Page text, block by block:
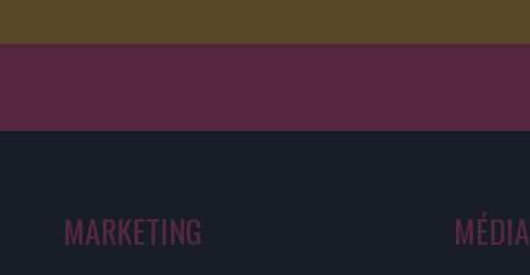
MARKETING MÉDIA